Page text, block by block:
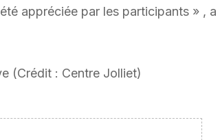
appréciée par les participants » , a
(Crédit : Centre Jolliet)